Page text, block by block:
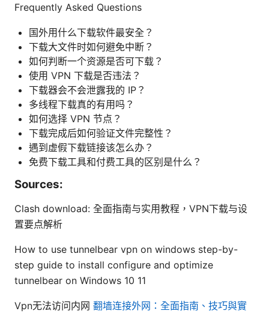
Frequently Asked Questions
国外用什么下载软件最安全？
下载大文件时如何避免中断？
如何判断一个资源是否可下载？
使用 VPN 下载是否违法？
下载器会不会泄露我的 IP？
多线程下载真的有用吗？
如何选择 VPN 节点？
下载完成后如何验证文件完整性？
遇到虚假下载链接该怎么办？
免费下载工具和付费工具的区别是什么？
Sources:
Clash download: 全面指南与实用教程，VPN下载与设
置要点解析
How to use tunnelbear vpn on windows step-by-
step guide to install configure and optimize
tunnelbear on Windows 10 11
Vpn无法访问内网 翻墙连接外网：全面指南、技巧與實